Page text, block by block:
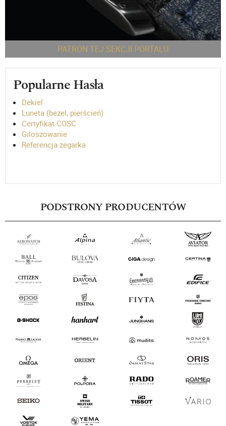
PATRON TEJ SEKCJI PORTALU
Popularne Hasła
Dekiel
Luneta (bezel, pierścień)
Certyfikat COSC
Giloszowanie
Referencja zegarka
PODSTRONY PRODUCENTÓW